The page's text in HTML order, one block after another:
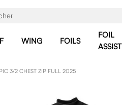
WING FOILS
FOIL
ASSIST
3/2 CHEST ZIP FULL 2025